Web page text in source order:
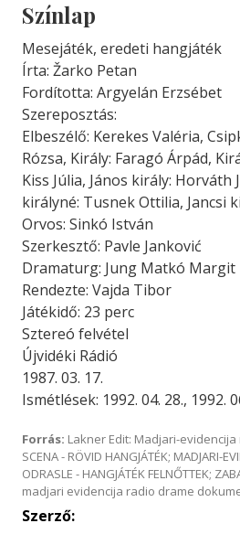
Színlap
Mesejáték, eredeti hangjáték
Írta: Žarko Petan
Fordította: Argyelán Erzsébet
Szereposztás:
Elbeszélő: Kerekes Valéria,
Rózsa, Király: Faragó Árpád,
Kiss Júlia, János király: Horváth
királyné: Tusnek Ottilia, Jancsi
Orvos: Sinkó István
Szerkesztő: Pavle Janković
Dramaturg: Jung Matkó Margit
Rendezte: Vajda Tibor
Játékidő: 23 perc
Sztereó felvétel
Újvidéki Rádió
1987. 03. 17.
Ismétlések: 1992. 04. 28., 1992.
Forrás: Lakner Edit: Madjari-
SCENA - RÖVID HANGJÁTÉK; MADJARI-
ODRASLE - HANGJÁTÉK FELNŐTTEK;
madjari evidencija radio drame
Szerző: